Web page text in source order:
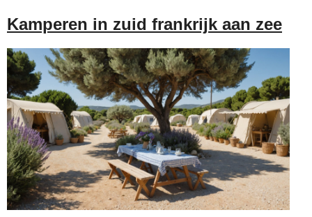
Kamperen in zuid frankrijk aan zee